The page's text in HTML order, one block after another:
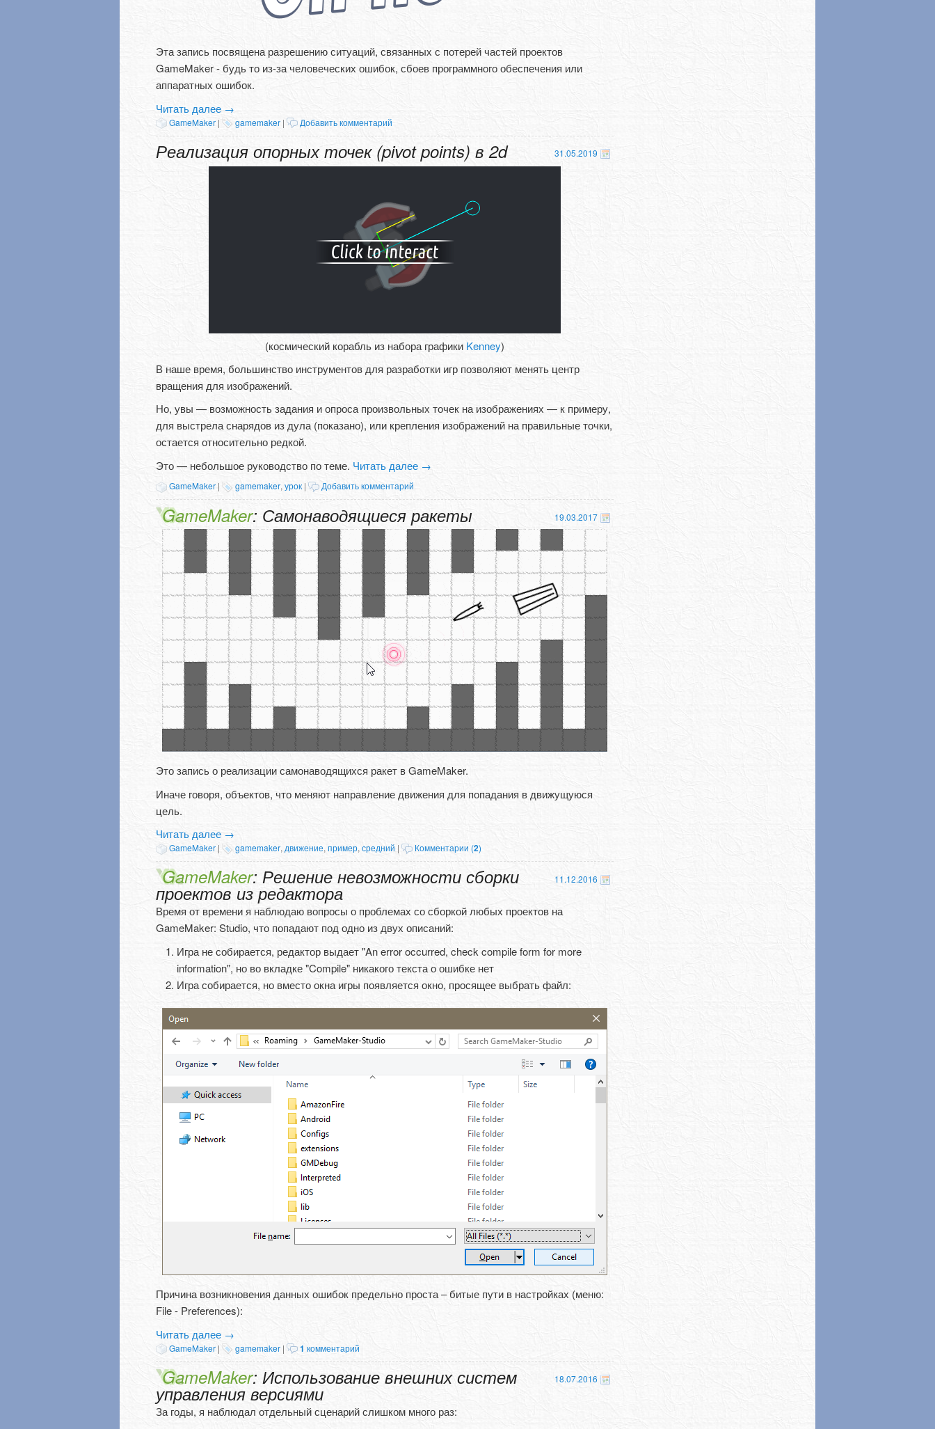
Эта запись посвящена разрешению ситуаций, связанных с потерей частей проектов
GameMaker - будь то из-за человеческих ошибок, сбоев программного обеспечения или
аппаратных ошибок.
Читать далее →
GameMaker | gamemaker | Добавить комментарий
31.05.2019
Реализация опорных точек (pivot points) в 2d
(космический корабль из набора графики Kenney)
В наше время, большинство инструментов для разработки игр позволяют менять центр
вращения для изображений.
Но, увы — возможность задания и опроса произвольных точек на изображениях — к примеру,
для выстрела снарядов из дула (показано), или крепления изображений на правильные точки,
остается относительно редкой.
Это — небольшое руководство по теме. Читать далее →
GameMaker | gamemaker, урок | Добавить комментарий
19.03.2017
GameMaker: Самонаводящиеся ракеты
Это запись о реализации самонаводящихся ракет в GameMaker.
Иначе говоря, объектов, что меняют направление движения для попадания в движущуюся
цель.
Читать далее →
GameMaker | gamemaker, движение, пример, средний | Комментарии (2)
11.12.2016
GameMaker: Решение невозможности сборки
проектов из редактора
Время от времени я наблюдаю вопросы о проблемах со сборкой любых проектов на
GameMaker: Studio, что попадают под одно из двух описаний:
Игра не собирается, редактор выдает "An error occurred, check compile form for more
information", но во вкладке "Compile" никакого текста о ошибке нет
Игра собирается, но вместо окна игры появляется окно, просящее выбрать файл:
Причина возникновения данных ошибок предельно проста – битые пути в настройках (меню:
File - Preferences):
Читать далее →
GameMaker | gamemaker | 1 комментарий
18.07.2016
GameMaker: Использование внешних систем
управления версиями
За годы, я наблюдал отдельный сценарий слишком много раз: